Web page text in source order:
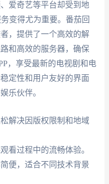
爱奇艺等平台却受到地
变得尤为重要。番茄回
，提供了一个高效的解
和高效的服务器，确保
，享受最新的电视剧和电
定性和用户友好的界面
乐伙伴。
解决因版权限制和地域
看过程中的流畅体验。
便，适合不同技术背景